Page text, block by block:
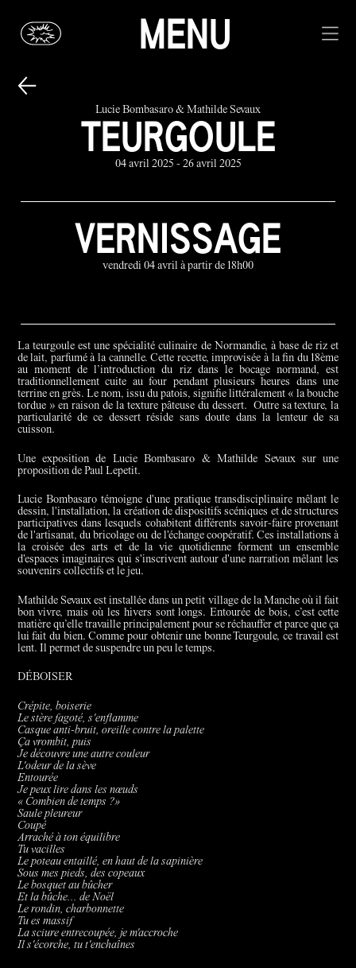
MENU
Lucie Bombasaro & Mathilde Sevaux
TEURGOULE
04 avril 2025 - 26 avril 2025
VERNISSAGE
vendredi 04 avril à partir de 18h00
La teurgoule est une spécialité culinaire de Normandie, à base de riz et
de lait, parfumé à la cannelle. Cette recette, improvisée à la fin du 18ème
au moment de l’introduction du riz dans le bocage normand, est
traditionnellement cuite au four pendant plusieurs heures dans une
terrine en grès. Le nom, issu du patois, signifie littéralement « la bouche
tordue » en raison de la texture pâteuse du dessert. Outre sa texture, la
particularité de ce dessert réside sans doute dans la lenteur de sa
cuisson.
Une exposition de Lucie Bombasaro & Mathilde Sevaux sur une
proposition de Paul Lepetit.
Lucie Bombasaro témoigne d'une pratique transdisciplinaire mêlant le
dessin, l'installation, la création de dispositifs scéniques et de structures
participatives dans lesquels cohabitent différents savoir-faire provenant
de l'artisanat, du bricolage ou de l'échange coopératif. Ces installations à
la croisée des arts et de la vie quotidienne forment un ensemble
d'espaces imaginaires qui s'inscrivent autour d'une narration mêlant les
souvenirs collectifs et le jeu.
Mathilde Sevaux est installée dans un petit village de la Manche où il fait
bon vivre, mais où les hivers sont longs. Entourée de bois, c’est cette
matière qu’elle travaille principalement pour se réchauffer et parce que ça
lui fait du bien. Comme pour obtenir une bonne Teurgoule, ce travail est
lent. Il permet de suspendre un peu le temps.
DÉBOISER
Crépite, boiserie
Le stère fagoté, s'enflamme
Casque anti-bruit, oreille contre la palette
Ça vrombit, puis
Je découvre une autre couleur
L'odeur de la sève
Entourée
Je peux lire dans les nœuds
« Combien de temps ?»
Saule pleureur
Coupé
Arraché à ton équilibre
Tu vacilles
Le poteau entaillé, en haut de la sapinière
Sous mes pieds, des copeaux
Le bosquet au bûcher
Et la bûche... de Noël
Le rondin, charbonnette
Tu es massif
La sciure entrecoupée, je m'accroche
Il s'écorche, tu t'enchaînes